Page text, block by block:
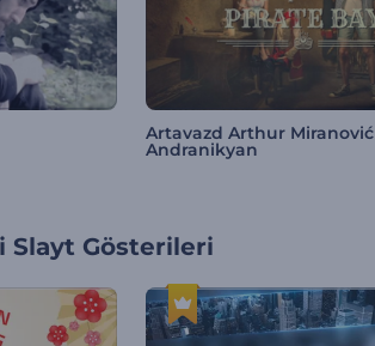
Artavazd Arthur Miranović
Andranikyan
Slayt Gösterileri